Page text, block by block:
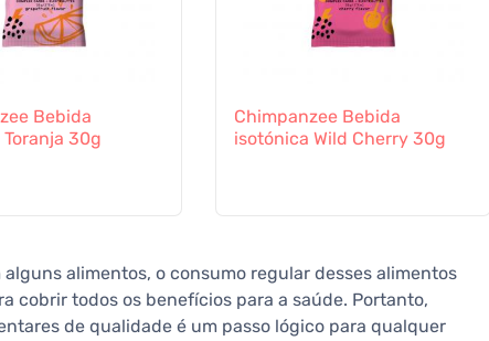
Bebida
30g
Chimpanzee Bebida
isotónica Wild Cherry 30g
alimentos, o consumo regular desses alimentos
cobrir todos os benefícios para a saúde. Portanto,
de qualidade é um passo lógico para qualquer